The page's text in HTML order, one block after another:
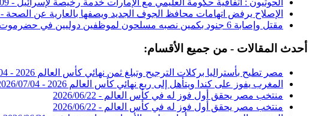
الحوثيون : اتفاقية حكومة العليمي مع الإمارات خدمة رخيصة لإسرائيل -
الإصلاح يرفض اتهامات محافظ الجوف الجديد ويصفها بالعارية عن الصحة -
مقتل وإصابة 6 جنود بكمين نصبه مسلحون لموظفين دوليين في حضرموت -
أحدث المقالات - من جميع الأقسام:
مصر تطيح بأستراليا بركلات الترجيح وتبلغ ثمن نهائي كأس العالم 2026 -
المغرب يفوز على كندا ويتأهل إلى ربع نهائي كأس العالم 2026 -
07/04
منتخب مصر يحقق أول فوز له في كأس العالم - 2026/06/22
منتخب مصر يحقق أول فوز له في كأس العالم - 2026/06/22